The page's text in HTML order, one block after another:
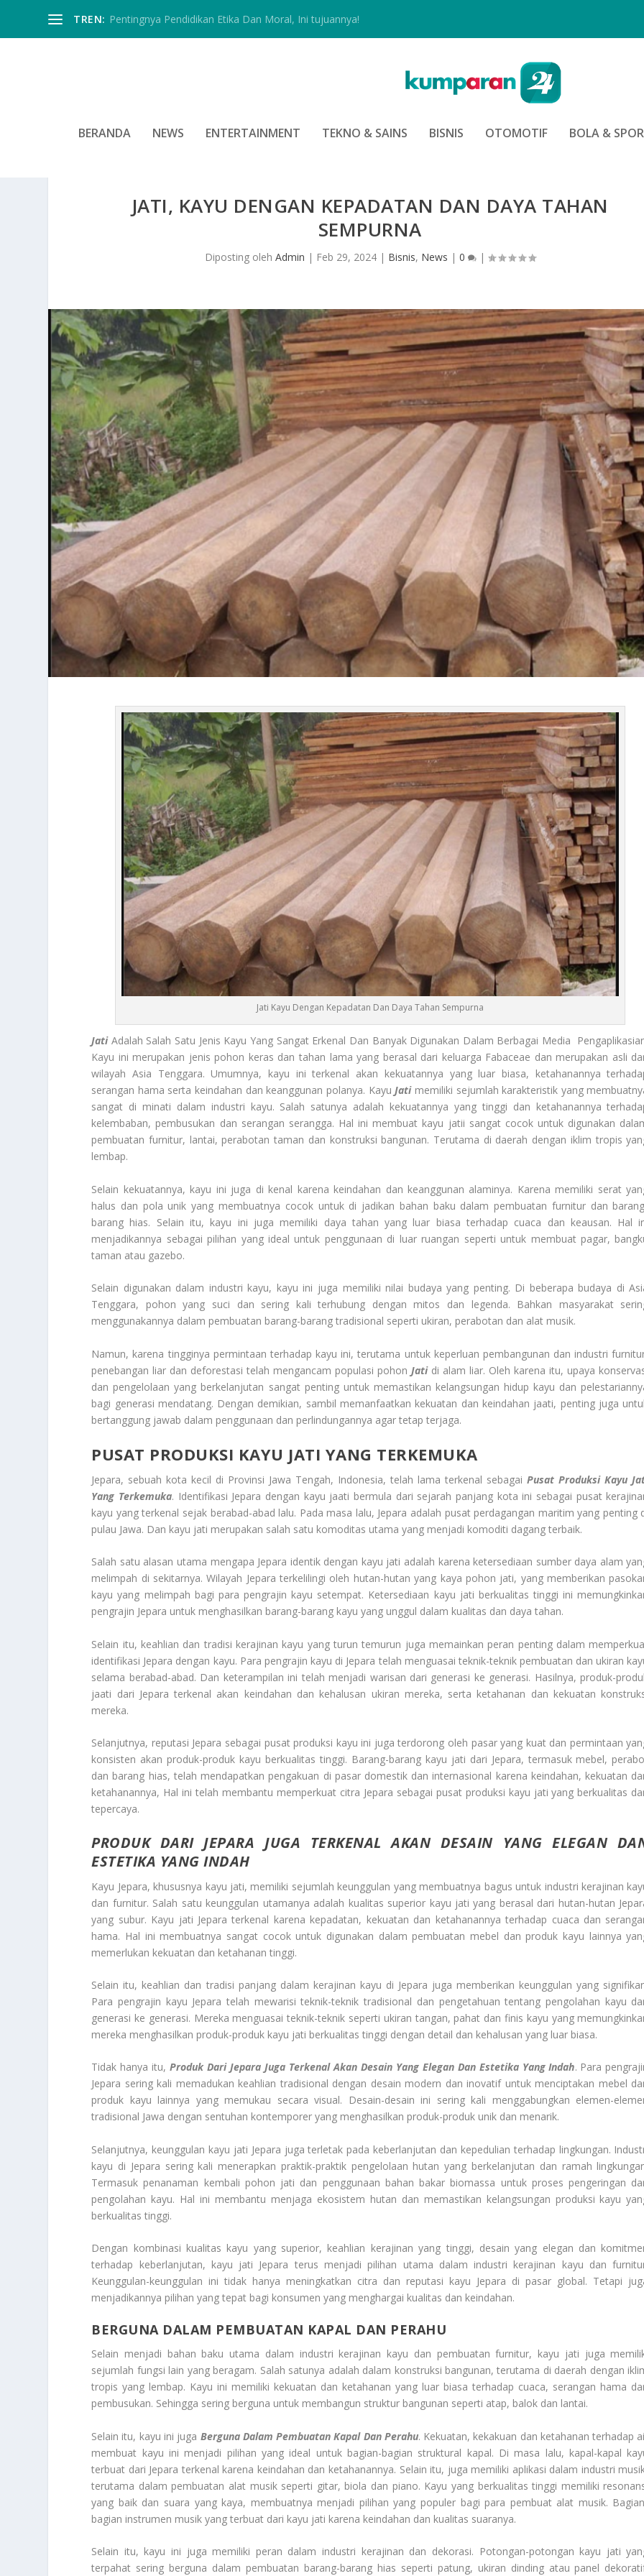
TREN: Pentingnya Pendidikan Etika Dan Moral, Ini tujuannya!
BERANDA NEWS ENTERTAINMENT TEKNO & SAINS BISNIS OTOMOTIF BOLA &
JATI, KAYU DENGAN KEPADATAN DAN DAYA TAHAN
SEMPURNA
Diposting oleh Admin | Feb 29, 2024| Bisnis, News | 0 |
Jati Kayu Dengan Kepadatan Dan Daya Tahan Sempurna
JatiAdalah Salah Satu Jenis Kayu Yang Sangat Erkenal Dan Banyak Digunakan Dalam Berbagai Media
Kayu ini merupakan jenis pohon keras dan tahan lama yang berasal dari keluarga Fabaceae dan merupakan asli
wilayah Asia Tenggara. Umumnya, kayu ini terkenal akan kekuatannya yang luar biasa, ketahanannya
serangan hama serta keindahan dan keanggunan polanya. KayuJatimemiliki sejumlah karakteristik yang
sangat di minati dalam industri kayu. Salah satunya adalah kekuatannya yang tinggi dan ketahanannya
kelembaban, pembusukan dan serangan serangga. Hal ini membuat kayu jatii sangat cocok untuk digunakan
pembuatan furnitur, lantai, perabotan taman dan konstruksi bangunan. Terutama di daerah dengan iklim tropis
lembap.
Selain kekuatannya, kayu ini juga di kenal karena keindahan dan keanggunan alaminya. Karena memiliki serat
halus dan pola unik yang membuatnya cocok untuk di jadikan bahan baku dalam pembuatan furnitur dan
barang hias. Selain itu, kayu ini juga memiliki daya tahan yang luar biasa terhadap cuaca dan keausan. Hal
menjadikannya sebagai pilihan yang ideal untuk penggunaan di luar ruangan seperti untuk membuat pagar,
taman atau gazebo.
Selain digunakan dalam industri kayu, kayu ini juga memiliki nilai budaya yang penting. Di beberapa budaya di
Tenggara, pohon yang suci dan sering kali terhubung dengan mitos dan legenda. Bahkan masyarakat
menggunakannya dalam pembuatan barang-barang tradisional seperti ukiran, perabotan dan alat musik.
Namun, karena tingginya permintaan terhadap kayu ini, terutama untuk keperluan pembangunan dan industri
penebangan liar dan deforestasi telah mengancam populasi pohon Jatidi alam liar. Oleh karena itu, upaya
dan pengelolaan yang berkelanjutan sangat penting untuk memastikan kelangsungan hidup kayu dan
bagi generasi mendatang. Dengan demikian, sambil memanfaatkan kekuatan dan keindahan jaati, penting juga
bertanggung jawab dalam penggunaan dan perlindungannya agar tetap terjaga.
PUSAT PRODUKSI KAYU JATI YANG TERKEMUKA
Jepara, sebuah kota kecil di Provinsi Jawa Tengah, Indonesia, telah lama terkenal sebagaiPusat Produksi Kayu
Yang Terkemuka. Identifikasi Jepara dengan kayu jaati bermula dari sejarah panjang kota ini sebagai pusat
kayu yang terkenal sejak berabad-abad lalu. Pada masa lalu, Jepara adalah pusat perdagangan maritim yang penting
pulau Jawa. Dan kayu jati merupakan salah satu komoditas utama yang menjadi komoditi dagang terbaik.
Salah satu alasan utama mengapa Jepara identik dengan kayu jati adalah karena ketersediaan sumber daya alam
melimpah di sekitarnya. Wilayah Jepara terkelilingi oleh hutan-hutan yang kaya pohon jati, yang memberikan
kayu yang melimpah bagi para pengrajin kayu setempat. Ketersediaan kayu jati berkualitas tinggi ini
pengrajin Jepara untuk menghasilkan barang-barang kayu yang unggul dalam kualitas dan daya tahan.
Selain itu, keahlian dan tradisi kerajinan kayu yang turun temurun juga memainkan peran penting dalam
identifikasi Jepara dengan kayu. Para pengrajin kayu di Jepara telah menguasai teknik-teknik pembuatan dan ukiran
selama berabad-abad. Dan keterampilan ini telah menjadi warisan dari generasi ke generasi. Hasilnya, produk-
jaati dari Jepara terkenal akan keindahan dan kehalusan ukiran mereka, serta ketahanan dan kekuatan
mereka.
Selanjutnya, reputasi Jepara sebagai pusat produksi kayu ini juga terdorong oleh pasar yang kuat dan permintaan
konsisten akan produk-produk kayu berkualitas tinggi. Barang-barang kayu jati dari Jepara, termasuk mebel,
dan barang hias, telah mendapatkan pengakuan di pasar domestik dan internasional karena keindahan, kekuatan
ketahanannya, Hal ini telah membantu memperkuat citra Jepara sebagai pusat produksi kayu jati yang berkualitas
tepercaya.
PRODUK DARI JEPARA JUGA TERKENAL AKAN DESAIN YANG ELEGAN
ESTETIKA YANG INDAH
Kayu Jepara, khususnya kayu jati, memiliki sejumlah keunggulan yang membuatnya bagus untuk industri kerajinan
dan furnitur. Salah satu keunggulan utamanya adalah kualitas superior kayu jati yang berasal dari hutan-hutan
yang subur. Kayu jati Jepara terkenal karena kepadatan, kekuatan dan ketahanannya terhadap cuaca dan
hama. Hal ini membuatnya sangat cocok untuk digunakan dalam pembuatan mebel dan produk kayu lainnya
memerlukan kekuatan dan ketahanan tinggi.
Selain itu, keahlian dan tradisi panjang dalam kerajinan kayu di Jepara juga memberikan keunggulan yang
Para pengrajin kayu Jepara telah mewarisi teknik-teknik tradisional dan pengetahuan tentang pengolahan kayu
generasi ke generasi. Mereka menguasai teknik-teknik seperti ukiran tangan, pahat dan finis kayu yang
mereka menghasilkan produk-produk kayu jati berkualitas tinggi dengan detail dan kehalusan yang luar biasa.
Tidak hanya itu,Produk Dari Jepara Juga Terkenal Akan Desain Yang Elegan Dan Estetika Yang Indah. Para
Jepara sering kali memadukan keahlian tradisional dengan desain modern dan inovatif untuk menciptakan mebel
produk kayu lainnya yang memukau secara visual. Desain-desain ini sering kali menggabungkan elemen-
tradisional Jawa dengan sentuhan kontemporer yang menghasilkan produk-produk unik dan menarik.
Selanjutnya, keunggulan kayu jati Jepara juga terletak pada keberlanjutan dan kepedulian terhadap lingkungan.
kayu di Jepara sering kali menerapkan praktik-praktik pengelolaan hutan yang berkelanjutan dan ramah
Termasuk penanaman kembali pohon jati dan penggunaan bahan bakar biomassa untuk proses pengeringan
pengolahan kayu. Hal ini membantu menjaga ekosistem hutan dan memastikan kelangsungan produksi kayu
berkualitas tinggi.
Dengan kombinasi kualitas kayu yang superior, keahlian kerajinan yang tinggi, desain yang elegan dan
terhadap keberlanjutan, kayu jati Jepara terus menjadi pilihan utama dalam industri kerajinan kayu dan
Keunggulan-keunggulan ini tidak hanya meningkatkan citra dan reputasi kayu Jepara di pasar global. Tetapi
menjadikannya pilihan yang tepat bagi konsumen yang menghargai kualitas dan keindahan.
BERGUNA DALAM PEMBUATAN KAPAL DAN PERAHU
Selain menjadi bahan baku utama dalam industri kerajinan kayu dan pembuatan furnitur, kayu jati juga
sejumlah fungsi lain yang beragam. Salah satunya adalah dalam konstruksi bangunan, terutama di daerah dengan
tropis yang lembap. Kayu ini memiliki kekuatan dan ketahanan yang luar biasa terhadap cuaca, serangan hama
pembusukan. Sehingga sering berguna untuk membangun struktur bangunan seperti atap, balok dan lantai.
Selain itu, kayu ini juga Berguna Dalam Pembuatan Kapal Dan Perahu. Kekuatan, kekakuan dan ketahanan terhadap
membuat kayu ini menjadi pilihan yang ideal untuk bagian-bagian struktural kapal. Di masa lalu, kapal-kapal
terbuat dari Jepara terkenal karena keindahan dan ketahanannya. Selain itu, juga memiliki aplikasi dalam industri
terutama dalam pembuatan alat musik seperti gitar, biola dan piano. Kayu yang berkualitas tinggi memiliki
yang baik dan suara yang kaya, membuatnya menjadi pilihan yang populer bagi para pembuat alat musik.
bagian instrumen musik yang terbuat dari kayu jati karena keindahan dan kualitas suaranya.
Selain itu, kayu ini juga memiliki peran dalam industri kerajinan dan dekorasi. Potongan-potongan kayu jati
terpahat sering berguna dalam pembuatan barang-barang hias seperti patung, ukiran dinding atau panel